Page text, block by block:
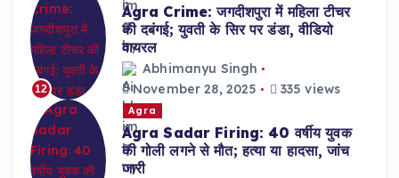
12
Agra Crime: जगदीशपुरा में महिला टीचर
की दबंगई; युवती के सिर पर डंडा, वीडियो
वायरल
Abhimanyu Singh
November 28, 2025
335 views
Agra
Agra Sadar Firing: 40 वर्षीय युवक
की गोली लगने से मौत; हत्या या हादसा, जांच
जारी